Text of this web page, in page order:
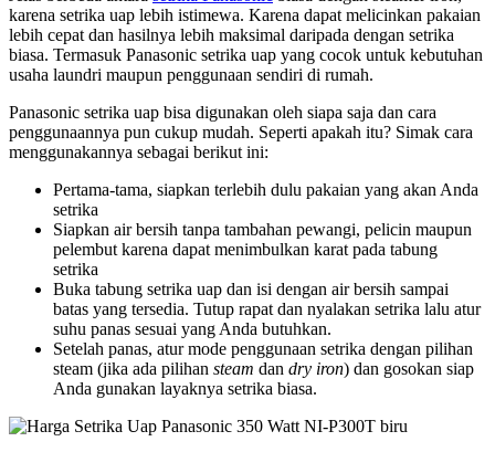
karena setrika uap lebih istimewa. Karena dapat melicinkan pakaian
lebih cepat dan hasilnya lebih maksimal daripada dengan setrika
biasa. Termasuk Panasonic setrika uap yang cocok untuk kebutuhan
usaha laundri maupun penggunaan sendiri di rumah.
Panasonic setrika uap bisa digunakan oleh siapa saja dan cara
penggunaannya pun cukup mudah. Seperti apakah itu? Simak cara
menggunakannya sebagai berikut ini:
Pertama-tama, siapkan terlebih dulu pakaian yang akan Anda
setrika
Siapkan air bersih tanpa tambahan pewangi, pelicin maupun
pelembut karena dapat menimbulkan karat pada tabung
setrika
Buka tabung setrika uap dan isi dengan air bersih sampai
batas yang tersedia. Tutup rapat dan nyalakan setrika lalu atur
suhu panas sesuai yang Anda butuhkan.
Setelah panas, atur mode penggunaan setrika dengan pilihan
steam (jika ada pilihan steam dan dry iron) dan gosokan siap
Anda gunakan layaknya setrika biasa.